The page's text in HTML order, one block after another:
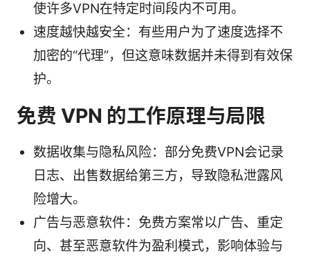
使许多VPN在特定时间段内不可用。
速度越快越安全：有些用户为了速度选择不
加密的“代理”，但这意味数据并未得到有效保
护。
免费 VPN 的工作原理与局限
数据收集与隐私风险：部分免费VPN会记录
日志、出售数据给第三方，导致隐私泄露风
险增大。
广告与恶意软件：免费方案常以广告、重定
向、甚至恶意软件为盈利模式，影响体验与